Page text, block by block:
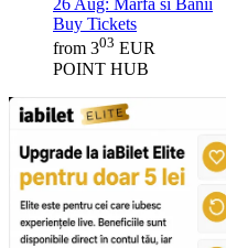
26 Aug: Marfa si Banii
Buy Tickets
from 303 EUR
POINT HUB